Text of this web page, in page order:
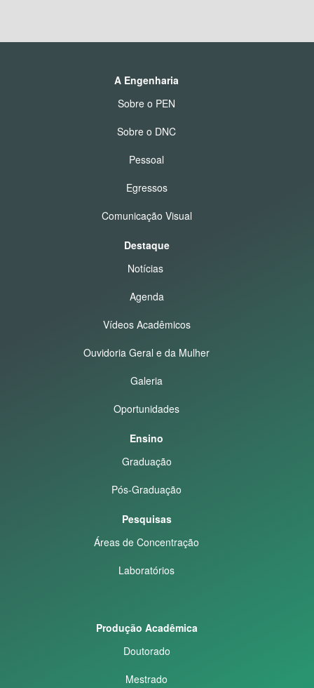
A Engenharia
Sobre o PEN
Sobre o DNC
Pessoal
Egressos
Comunicação Visual
Destaque
Notícias
Agenda
Vídeos Acadêmicos
Ouvidoria Geral e da Mulher
Galeria
Oportunidades
Ensino
Graduação
Pós-Graduação
Pesquisas
Áreas de Concentração
Laboratórios
Produção Acadêmica
Doutorado
Mestrado